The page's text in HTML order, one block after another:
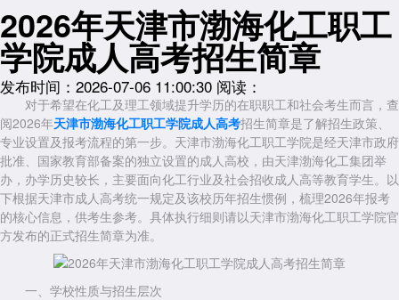
2026年天津市渤海化工职工
学院成人高考招生简章
发布时间：2026-07-06 11:00:30 阅读：
对于希望在化工及理工领域提升学历的在职职工和社会考生而言，查
阅2026年天津市渤海化工职工学院成人高考招生简章是了解招生政策、
专业设置及报考流程的第一步。天津市渤海化工职工学院是经天津市政府
批准、国家教育部备案的独立设置的成人高校，由天津渤海化工集团举
办，办学历史较长，主要面向化工行业及社会招收成人高等教育学生。以
下根据天津市成人高考统一规定及该校历年招生惯例，梳理2026年报考
的核心信息，供考生参考。具体执行细则请以天津市渤海化工职工学院官
方发布的正式招生简章为准。
一、学校性质与招生层次